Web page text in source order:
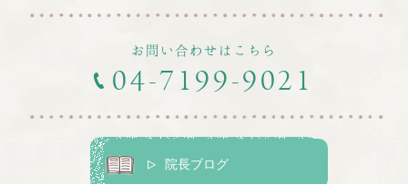
お問い合わせはこちら
04-7199-9021
院長ブログ